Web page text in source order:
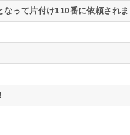
って片付け110番に依頼されま